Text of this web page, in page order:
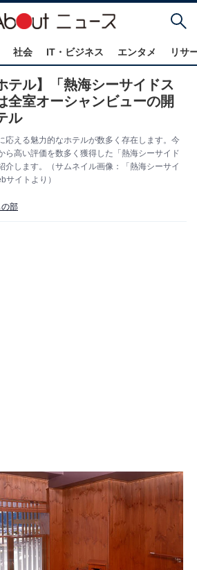
社会 IT・ビジネス エンタメ リサ
テル】「熱海シーサイドス
全室オーシャンビューの開
ル
応える魅力的なホテルが数多く存在します。今
ら高い評価を数多く獲得した「熱海シーサイド
介します。（サムネイル画像：「熱海シーサイ
サイトより）
部